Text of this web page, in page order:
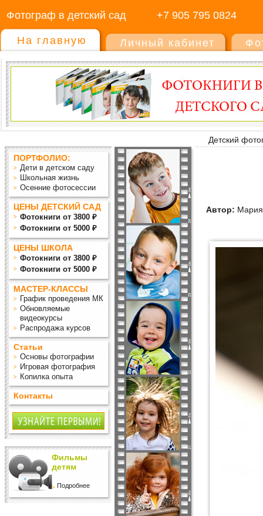
Фотограф в детский сад +7 905 795 0824
На главную Личный кабинет
Детский
ПОРТФОЛИО:
Дети в детском саду
Школьная жизнь
Осенние фотосессии
ЦЕНЫ ДЕТСКИЙ САД
Фотокниги от 3800 ₽
Фотокниги от 5000 ₽
ЦЕНЫ ШКОЛА
Фотокниги от 3800 ₽
Фотокниги от 5000 ₽
МАСТЕР-КЛАССЫ
График проведения МК
Обновляемые
видеокурсы
Распродажа курсов
Статьи
Основы фотографии
Игровая фотография
Копилка опыта
Контакты
Фильмы
детям
Подробнее
Автор: